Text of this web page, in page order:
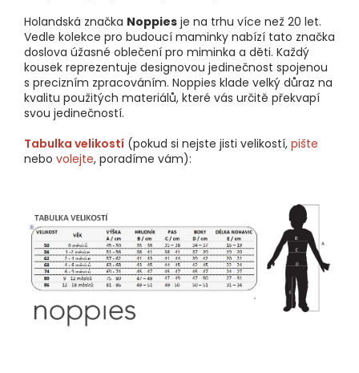
Holandská značka Noppies je na trhu více než 20 let.
Vedle kolekce pro budoucí maminky nabízí tato značka
doslova úžasné oblečení pro miminka a děti. Každý
kousek reprezentuje designovou jedinečnost spojenou
s precizním zpracováním. Noppies klade velký důraz na
kvalitu použitých materiálů, které vás určitě překvapí
svou jedinečností.
Tabulka velikostí (pokud si nejste jisti velikostí, pište
nebo volejte, poradíme vám):